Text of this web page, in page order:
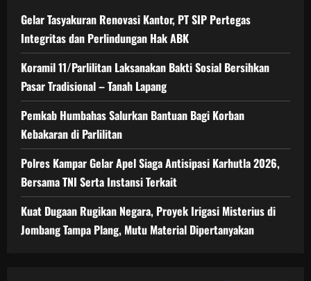
Gelar Tasyakuran Renovasi Kantor, PT SIP Pertegas
Integritas dan Perlindungan Hak ABK
Koramil 11/Parlilitan Laksanakan Bakti Sosial Bersihkan
Pasar Tradisional – Tanah Lapang
Pemkab Humbahas Salurkan Bantuan Bagi Korban
Kebakaran di Parlilitan
Polres Kampar Gelar Apel Siaga Antisipasi Karhutla 2026,
Bersama TNI Serta Instansi Terkait
Kuat Dugaan Rugikan Negara, ​Proyek Irigasi Misterius di
Jombang Tampa Plang, Mutu Material Dipertanyakan